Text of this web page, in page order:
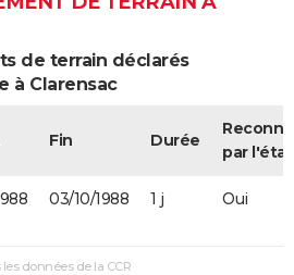
de terrain déclarés
à Clarensac
Fin Durée
par l'état
03/10/1988 1 j Oui
données de la CCR